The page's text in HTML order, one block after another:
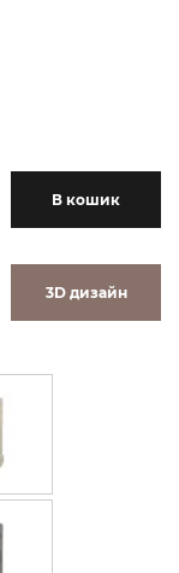
В кошик
3D дизайн